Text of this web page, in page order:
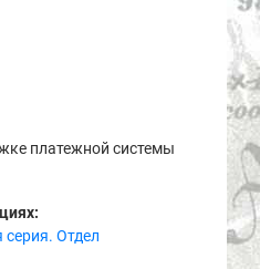
платежной системы
Отдел